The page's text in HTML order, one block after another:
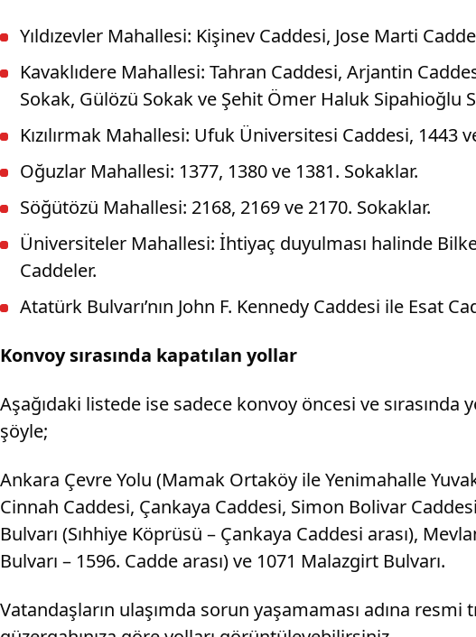
Yıldızevler Mahallesi: Kişinev Caddesi, Jose Marti
Kavaklıdere Mahallesi: Tahran Caddesi, Arjantin
Sokak, Gülözü Sokak ve Şehit Ömer Haluk Sipahioğlu
Kızılırmak Mahallesi: Ufuk Üniversitesi Caddesi, 1443
Oğuzlar Mahallesi: 1377, 1380 ve 1381. Sokaklar.
Söğütözü Mahallesi: 2168, 2169 ve 2170. Sokaklar.
Üniversiteler Mahallesi: İhtiyaç duyulması halinde
Caddeler.
Atatürk Bulvarı’nın John F. Kennedy Caddesi ile Esat
Konvoy sırasında kapatılan yollar
Aşağıdaki listede ise sadece konvoy öncesi ve
şöyle;
Ankara Çevre Yolu (Mamak Ortaköy ile Yenimahalle
Cinnah Caddesi, Çankaya Caddesi, Simon Bolivar
Bulvarı (Sıhhiye Köprüsü – Çankaya Caddesi arası),
Bulvarı – 1596. Cadde arası) ve 1071 Malazgirt Bulvarı.
Vatandaşların ulaşımda sorun yaşamaması adına resmi